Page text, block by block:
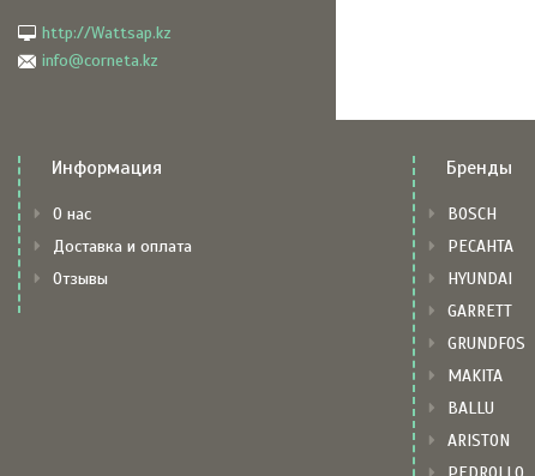
http://Wattsap.kz
info@corneta.kz
Информация
О нас
Доставка и оплата
Отзывы
Бренды
BOSCH
РЕСАНТА
HYUNDAI
GARRETT
GRUNDFOS
MAKITA
BALLU
ARISTON